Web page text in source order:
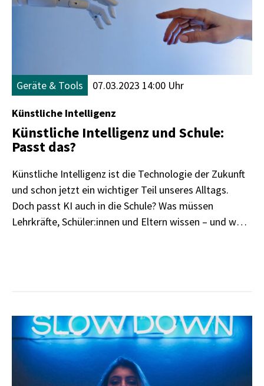
Geräte & Tools 07.03.2023 14:00 Uhr
Künstliche Intelligenz
Künstliche Intelligenz und Schule:
Passt das?
Künstliche Intelligenz ist die Technologie der Zukunft
und schon jetzt ein wichtiger Teil unseres Alltags.
Doch passt KI auch in die Schule? Was müssen
Lehrkräfte, Schüler:innen und Eltern wissen – und was